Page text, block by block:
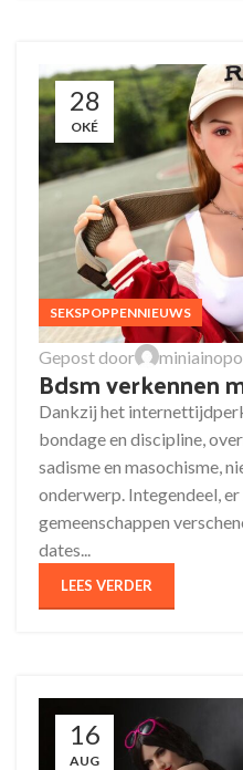
28
OKÉ
SEKSPOPPENNIEUWS
Gepost door
Bdsm verkennen
Dankzij het
bondage en discipline,
sadisme en masochisme,
onderwerp. Integendeel,
gemeenschappen
dates...
LEES VERDER
16
AUG